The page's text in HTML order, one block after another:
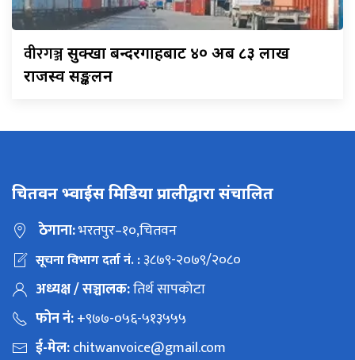
वीरगञ्जसुक्खा बन्दरगाहबाट ४० अर्ब ८३ लाख
राजस्व सङ्कलन
चितवन भ्वाईस मिडिया प्रालीद्वारा संचालित
ठेगाना:भरतपुर–१०,चितवन
सूचना विभाग दर्ता नं. :३८७९-२०७९/२०८०
अध्यक्ष / सञ्चालक:तिर्थ सापकोटा
फोन नं:+९७७-०५६-५१३५५५
ई-मेल:chitwanvoice@gmail.com